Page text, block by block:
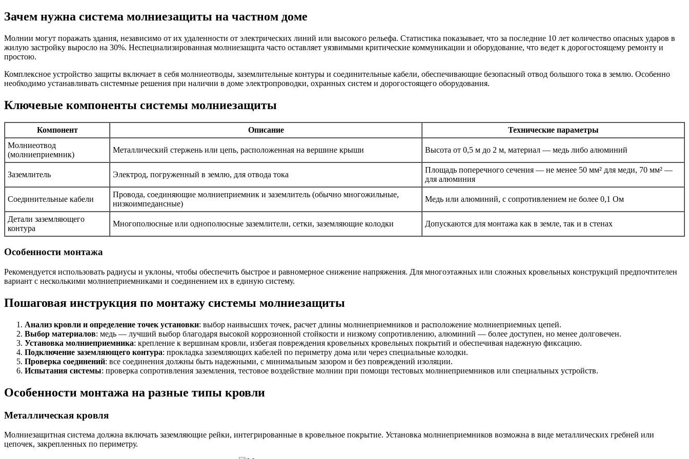
Зачем нужна система молниезащиты на частном доме
Молнии могут поражать здания, независимо от их удаленности от электрических линий или высокого рельефа. Статистика показывает, что за последние 10 лет количество опасных ударов в
жилую застройку выросло на 30%. Неспециализированная молниезащита часто оставляет уязвимыми критические коммуникации и оборудование, что ведет к дорогостоящему ремонту и
простою.
Комплексное устройство защиты включает в себя молниеотводы, заземлительные контуры и соединительные кабели, обеспечивающие безопасный отвод большого тока в землю. Особенно
необходимо устанавливать системные решения при наличии в доме электропроводки, охранных систем и дорогостоящего оборудования.
Ключевые компоненты системы молниезащиты
Компонент Описание
Технические параметры
Молниеотвод
(молниеприемник)
Металлический стержень или цепь, расположенная на вершине крыши Высота от 0,5 м до 2 м, материал — медь либо алюминий
Заземлитель Электрод, погруженный в землю, для отвода тока
Площадь поперечного сечения — не менее 50 мм² для меди, 70 мм² —
для алюминия
Соединительные кабели
Провода, соединяющие молниеприемник и заземлитель (обычно многожильные,
низкоимпедансные)
Медь или алюминий, с сопротивлением не более 0,1 Ом
Детали заземляющего
контура
Многополюсные или однополюсные заземлители, сетки, заземляющие колодки Допускаются для монтажа как в земле, так и в стенах
Особенности монтажа
Рекомендуется использовать радиусы и уклоны, чтобы обеспечить быстрое и равномерное снижение напряжения. Для многоэтажных или сложных кровельных конструкций предпочтителен
вариант с несколькими молниеприемниками и соединением их в единую систему.
Пошаговая инструкция по монтажу системы молниезащиты
Анализ кровли и определение точек установки: выбор наивысших точек, расчет длины молниеприемников и расположение молниеприемных цепей.
Выбор материалов: медь — лучший выбор благодаря высокой коррозионной стойкости и низкому сопротивлению, алюминий — более доступен, но менее долговечен.
Установка молниеприемника: крепление к вершинам кровли, избегая повреждения кровельных кровельных покрытий и обеспечивая надежную фиксацию.
Подключение заземляющего контура: прокладка заземляющих кабелей по периметру дома или через специальные колодки.
Проверка соединений: все соединения должны быть надежными, с минимальным зазором и без повреждений изоляции.
Испытания системы: проверка сопротивления заземления, тестовое воздействие молнии при помощи тестовых молниеприемников или специальных устройств.
Особенности монтажа на разные типы кровли
Металлическая кровля
Молниезащитная система должна включать заземляющие рейки, интегрированные в кровельное покрытие. Установка молниеприемников возможна в виде металлических гребней или
цепочек, закрепленных по периметру.